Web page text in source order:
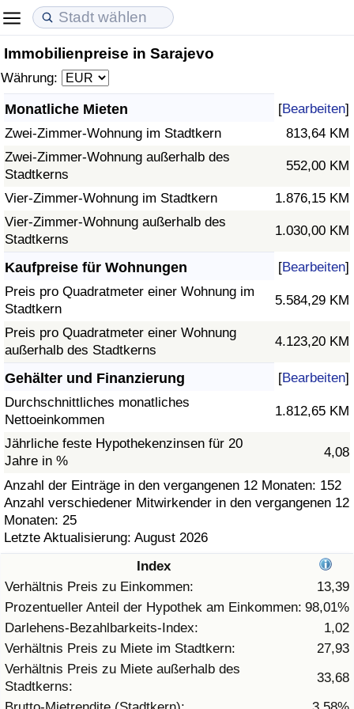
Immobilienpreise in Sarajevo
Währung:
Monatliche Mieten [Bearbeiten]
Zwei-Zimmer-Wohnung im Stadtkern
813,64 KM
Zwei-Zimmer-Wohnung außerhalb des
Stadtkerns
552,00 KM
Vier-Zimmer-Wohnung im Stadtkern
1.876,15 KM
Vier-Zimmer-Wohnung außerhalb des
Stadtkerns
1.030,00 KM
Kaufpreise für Wohnungen [Bearbeiten]
Preis pro Quadratmeter einer Wohnung im
Stadtkern
5.584,29 KM
Preis pro Quadratmeter einer Wohnung
außerhalb des Stadtkerns
4.123,20 KM
Gehälter und Finanzierung [Bearbeiten]
Durchschnittliches monatliches
Nettoeinkommen
1.812,65 KM
Jährliche feste Hypothekenzinsen für 20
Jahre in %
4,08
Anzahl der Einträge in den vergangenen 12 Monaten: 152
Anzahl verschiedener Mitwirkender in den vergangenen 12
Monaten: 25
Letzte Aktualisierung: August 2026
Index
Verhältnis Preis zu Einkommen:
13,39
Prozentueller Anteil der Hypothek am Einkommen: 98,01%
Darlehens-Bezahlbarkeits-Index:
1,02
Verhältnis Preis zu Miete im Stadtkern:
27,93
Verhältnis Preis zu Miete außerhalb des
Stadtkerns:
33,68
Lebenshaltungskosten
Lebenshaltungskosten-Index (aktuell)
Lebenshaltungskosten-Index
Lebenshaltungskosten-Index nach Land
in Akaba
Immobilienpreise
Immobilienpreis-Index (aktuell)
Immobilienpreis-Index
Immobilienpreis-Index nach Land
Lebensqualität
Lebensqualität-Index
Lebensqualität-Index (aktuell)
Lebensqualitätsindex nach Land
Kriminalität
Kriminalitäts-Index (aktuell)
Kriminalitäts-Index
Kriminalitätsindex nach Land
Gesundheitsversorgung
Gesundheitsversorgungs-Index (aktuell)
Gesundheitsversorgungs-Index
Gesundheitsversorgungs-Index nach Land
Umweltverschmutzung
Umweltverschmutzungs-Index (aktuell)
Verschmutzungsindex
Umweltverschmutzungs-Index nach Land
Verkehr